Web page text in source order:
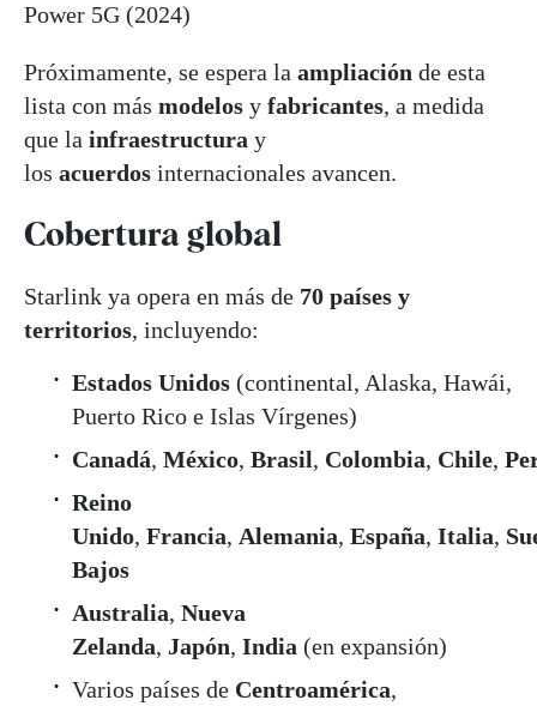
Power 5G (2024)
Próximamente, se espera la ampliación de esta
lista con más modelos y fabricantes, a medida
que la infraestructura y
los acuerdos internacionales avancen.
Cobertura global
Starlink ya opera en más de 70 países y
territorios, incluyendo:
Estados Unidos (continental, Alaska, Hawái,
Puerto Rico e Islas Vírgenes)
Canadá, México, Brasil, Colombia, Chile,
Reino
Unido, Francia, Alemania, España, Italia,
Bajos
Australia, Nueva
Zelanda, Japón, India (en expansión)
Varios países de Centroamérica,